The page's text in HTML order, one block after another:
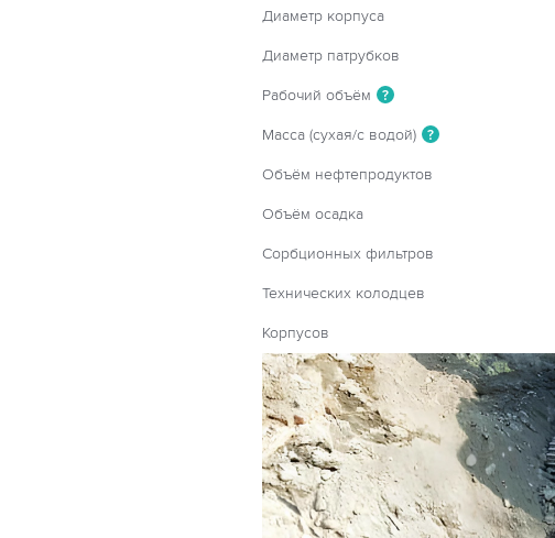
Диаметр корпуса
Диаметр патрубков
Рабочий объём ?
Масса (сухая/с водой) ?
Объём нефтепродуктов
Объём осадка
Сорбционных фильтров
Технических колодцев
Корпусов